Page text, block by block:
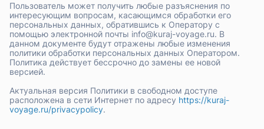
Пользователь может получить любые разъяснения по
интересующим вопросам, касающимся обработки его
персональных данных, обратившись к Оператору с
помощью электронной почты info@kuraj-voyage.ru. В
данном документе будут отражены любые изменения
политики обработки персональных данных Оператором.
Политика действует бессрочно до замены ее новой
версией.
Актуальная версия Политики в свободном доступе
расположена в сети Интернет по адресу https://kuraj-
voyage.ru/privacypolicy.